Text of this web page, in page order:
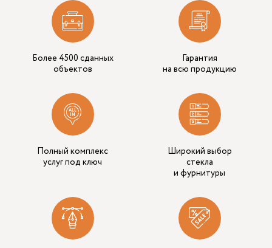
Более 4500 сданных
объектов
Гарантия
на всю продукцию
Полный комплекс
услуг под ключ
Широкий выбор
стекла
и фурнитуры